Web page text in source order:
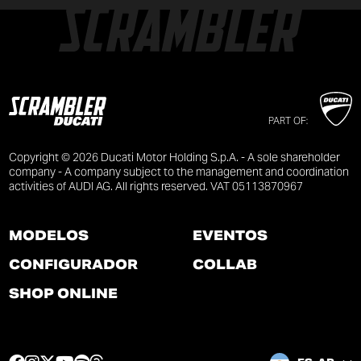
PART OF:
Copyright © 2026 Ducati Motor Holding S.p.A. - A sole shareholder
company - A company subject to the management and coordination
activities of AUDI AG. All rights reserved. VAT 05113870967
MODELOS
CONFIGURADOR
SHOP ONLINE
EVENTOS
COLLAB